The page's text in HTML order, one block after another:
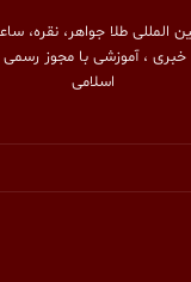
المللی طلا جواهر، نقره،
، آموزشی با مجوز رسمی
اسلامی